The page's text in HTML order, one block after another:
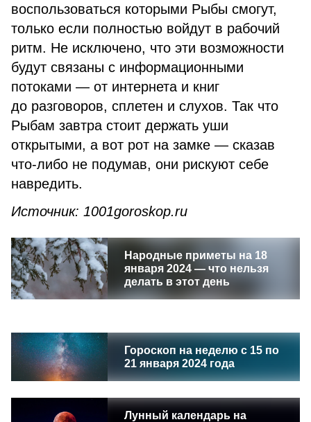
воспользоваться которыми Рыбы смогут,
только если полностью войдут в рабочий
ритм. Не исключено, что эти возможности
будут связаны с информационными
потоками — от интернета и книг
до разговоров, сплетен и слухов. Так что
Рыбам завтра стоит держать уши
открытыми, а вот рот на замке — сказав
что-либо не подумав, они рискуют себе
навредить.
Источник: 1001goroskop.ru
Народные приметы на 18
января 2024 — что нельзя
делать в этот день
Гороскоп на неделю с 15 по
21 января 2024 года
Лунный календарь на